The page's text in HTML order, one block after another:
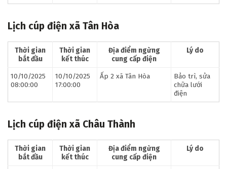
Lịch cúp điện xã Tân Hòa
Thời gian
bắt đầu
Thời gian
kết thúc
Địa điểm ngừng
cung cấp điện
Lý do
10/10/2025
08:00:00
10/10/2025
17:00:00
Ấp 2 xã Tân Hòa
Bảo trì, sửa
chữa lưới
điện
Lịch cúp điện xã Châu Thành
Thời gian
bắt đầu
Thời gian
kết thúc
Địa điểm ngừng
cung cấp điện
Lý do